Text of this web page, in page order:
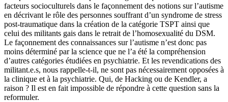
facteurs socioculturels dans le façonnement des notions sur l’autisme
en décrivant le rôle des personnes souffrant d’un syndrome de stress
post-traumatique dans la création de la catégorie TSPT ainsi que
celui des militants gais dans le retrait de l’homosexualité du DSM.
Le façonnement des connaissances sur l’autisme n’est donc pas
moins déterminé par la science que ne l’a été la compréhension
d’autres catégories étudiées en psychiatrie. Et les revendications des
militant.e.s, nous rappelle-t-il, ne sont pas nécessairement opposées à
la clinique et à la psychiatrie. Qui, de Hacking ou de Kendler, a
raison ? Il est en fait impossible de répondre à cette question sans la
reformuler.